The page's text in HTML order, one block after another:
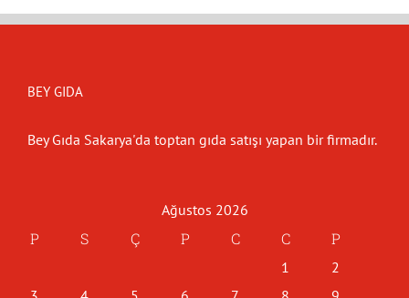
BEY GIDA
Bey Gıda Sakarya'da toptan gıda satışı yapan bir firmadır.
Ağustos 2026
P S Ç P C C P
1
2